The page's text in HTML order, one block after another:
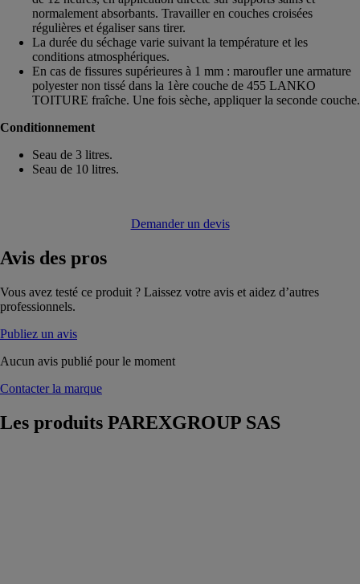
normalement absorbants. Travailler en couches croisées
régulières et égaliser sans tirer.
La durée du séchage varie suivant la température et les
conditions atmosphériques.
En cas de fissures supérieures à 1 mm : maroufler une armature
polyester non tissé dans la 1ère couche de 455 LANKO
TOITURE fraîche. Une fois sèche, appliquer la seconde couche.
Conditionnement
Seau de 3 litres.
Seau de 10 litres.
Demander un devis
Avis des pros
Vous avez testé ce produit ? Laissez votre avis et aidez d’autres
professionnels.
Publiez un avis
Aucun avis publié pour le moment
Contacter la marque
Les produits PAREXGROUP SAS